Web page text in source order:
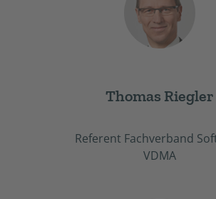
Thomas Riegler
Referent Fachverband
VDMA